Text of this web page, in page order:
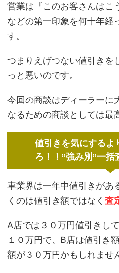
営業は『このお客さんはこ
などの第一印象を何十年経
す。
つまりえげつない値引きを
っと悪いのです。
今回の商談はディーラーに
なるための商談としては最
値引きを気にするよ
ろ！！”強み別”一括
車業界は一年中値引きがあ
くのは値引き額ではなく 査
A店では３０万円値引きし
１０万円で、B店は値引き
額が３０万円かもしれませ